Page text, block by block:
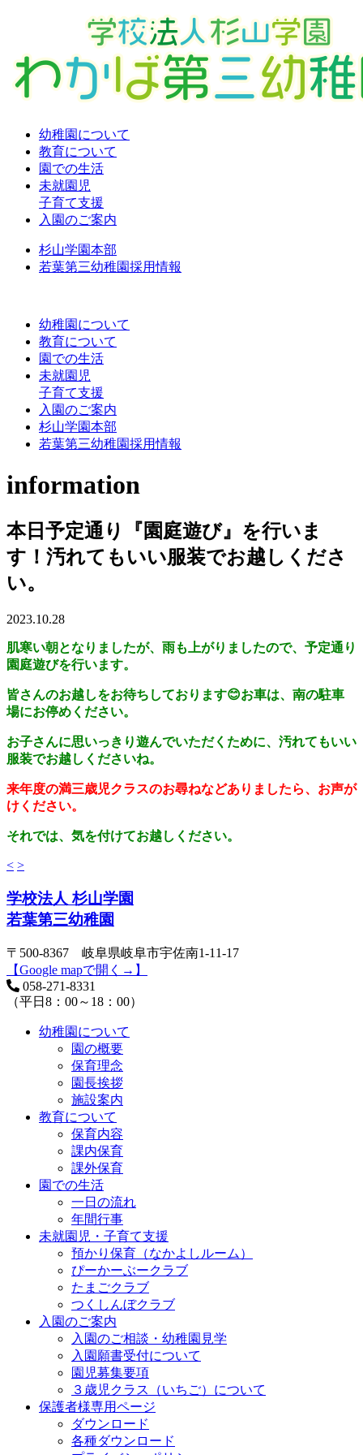
幼稚園について
教育について
園での生活
未就園児
子育て支援
入園のご案内
杉山学園本部
若葉第三幼稚園採用情報
幼稚園について
教育について
園での生活
未就園児
子育て支援
入園のご案内
杉山学園本部
若葉第三幼稚園採用情報
information
本日予定通り『園庭遊び』を行いま
す！汚れてもいい服装でお越しくださ
い。
2023.10.28
肌寒い朝となりましたが、雨も上がりましたので、予定通り
園庭遊びを行います。
皆さんのお越しをお待ちしております😊お車は、南の駐車
場にお停めください。
お子さんに思いっきり遊んでいただくために、汚れてもいい
服装でお越しくださいね。
来年度の満三歳児クラスのお尋ねなどありましたら、お声が
けください。
それでは、気を付けてお越しください。
< >
学校法人 杉山学園
若葉第三幼稚園
〒500-8367 岐阜県岐阜市宇佐南1-11-17
【Google mapで開く→】
058-271-8331
（平日8：00～18：00）
幼稚園について
園の概要
保育理念
園長挨拶
施設案内
教育について
保育内容
課内保育
課外保育
園での生活
一日の流れ
年間行事
未就園児・子育て支援
預かり保育（なかよしルーム）
ぴーかーぶークラブ
たまごクラブ
つくしんぼクラブ
入園のご案内
入園のご相談・幼稚園見学
入園願書受付について
園児募集要項
３歳児クラス（いちご）について
保護者様専用ページ
ダウンロード
各種ダウンロード